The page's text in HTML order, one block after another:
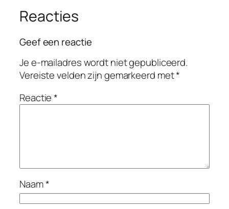
Reacties
Geef een reactie
Je e-mailadres wordt niet gepubliceerd.
Vereiste velden zijn gemarkeerd met*
Reactie*
Naam*